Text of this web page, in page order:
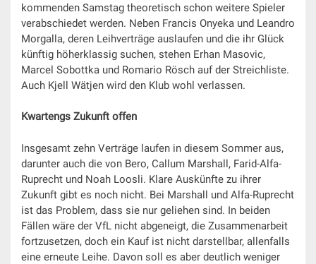
kommenden Samstag theoretisch schon weitere Spieler
verabschiedet werden. Neben Francis Onyeka und Leandro
Morgalla, deren Leihverträge auslaufen und die ihr Glück
künftig höherklassig suchen, stehen Erhan Masovic,
Marcel Sobottka und Romario Rösch auf der Streichliste.
Auch Kjell Wätjen wird den Klub wohl verlassen.
Kwartengs Zukunft offen
Insgesamt zehn Verträge laufen in diesem Sommer aus,
darunter auch die von Bero, Callum Marshall, Farid-Alfa-
Ruprecht und Noah Loosli. Klare Auskünfte zu ihrer
Zukunft gibt es noch nicht. Bei Marshall und Alfa-Ruprecht
ist das Problem, dass sie nur geliehen sind. In beiden
Fällen wäre der VfL nicht abgeneigt, die Zusammenarbeit
fortzusetzen, doch ein Kauf ist nicht darstellbar, allenfalls
eine erneute Leihe. Davon soll es aber deutlich weniger